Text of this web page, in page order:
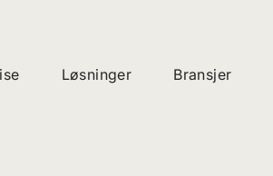
Løsninger Bransjer